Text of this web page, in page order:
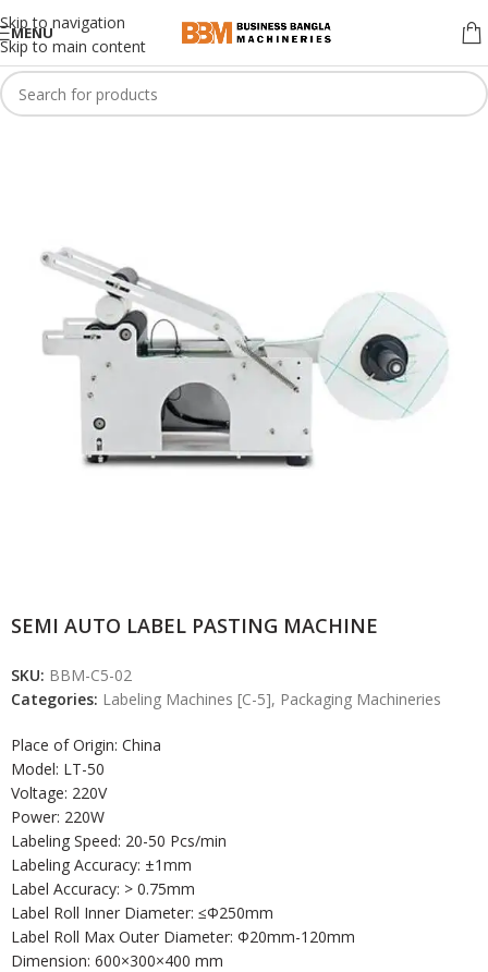
Skip to navigation
Skip to main content
MENU
SEMI AUTO LABEL PASTING MACHINE
SKU: BBM-C5-02
Categories: Labeling Machines [C-5], Packaging Machineries
Place of Origin: China
Model: LT-50
Voltage: 220V
Power: 220W
Labeling Speed: 20-50 Pcs/min
Labeling Accuracy: ±1mm
Label Accuracy: > 0.75mm
Label Roll Inner Diameter: ≤Ф250mm
Label Roll Max Outer Diameter: Ф20mm-120mm
Dimension: 600×300×400 mm